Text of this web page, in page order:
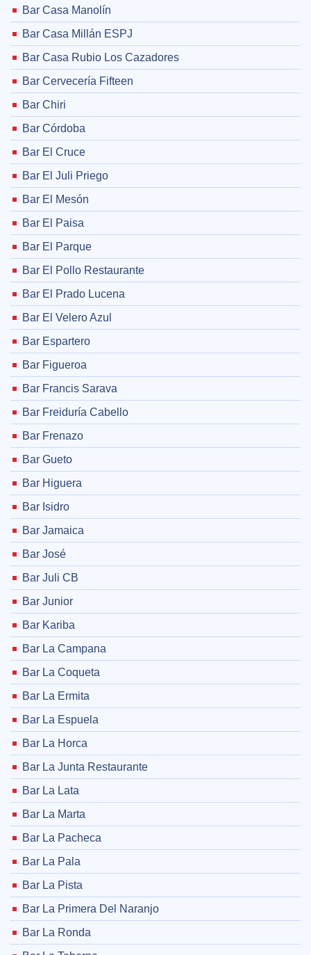
Bar Casa Manolín
Bar Casa Millán ESPJ
Bar Casa Rubio Los Cazadores
Bar Cervecería Fifteen
Bar Chiri
Bar Córdoba
Bar El Cruce
Bar El Juli Priego
Bar El Mesón
Bar El Paisa
Bar El Parque
Bar El Pollo Restaurante
Bar El Prado Lucena
Bar El Velero Azul
Bar Espartero
Bar Figueroa
Bar Francis Sarava
Bar Freiduría Cabello
Bar Frenazo
Bar Gueto
Bar Higuera
Bar Isidro
Bar Jamaica
Bar José
Bar Juli CB
Bar Junior
Bar Kariba
Bar La Campana
Bar La Coqueta
Bar La Ermita
Bar La Espuela
Bar La Horca
Bar La Junta Restaurante
Bar La Lata
Bar La Marta
Bar La Pacheca
Bar La Pala
Bar La Pista
Bar La Primera Del Naranjo
Bar La Ronda